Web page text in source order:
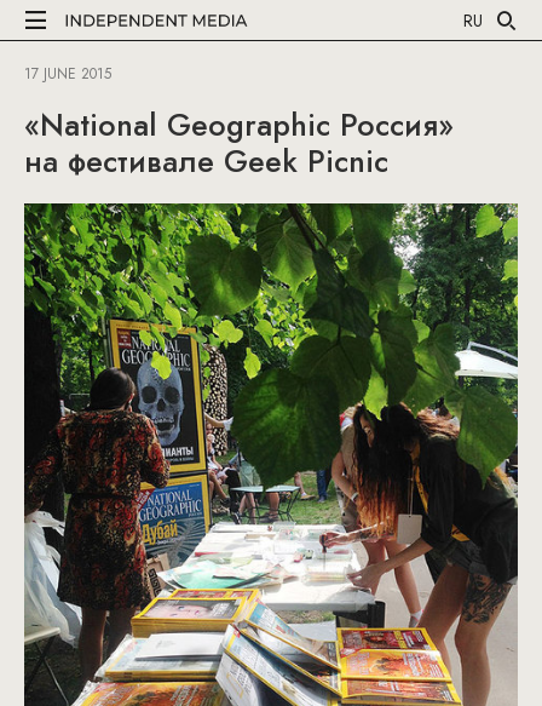
RU
17 JUNE 2015
«National Geographic Россия»
на фестивале Geek Picnic